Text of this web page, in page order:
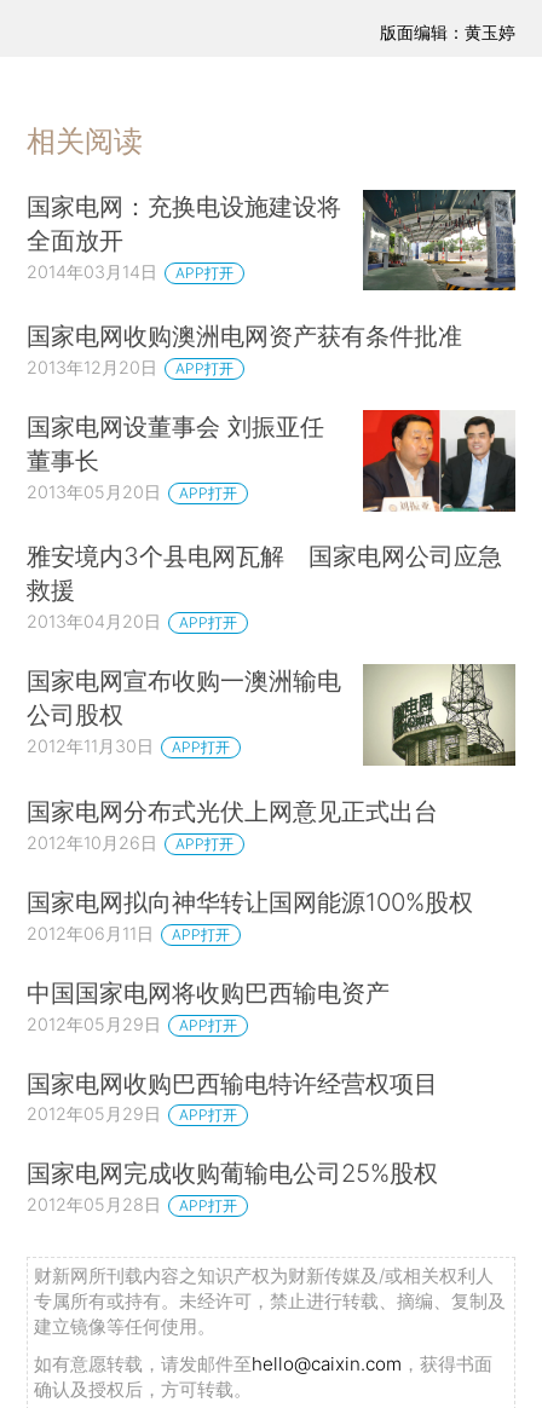
版面编辑：黄玉婷
相关阅读
国家电网：充换电设施建设将
全面放开
2014年03月14日 APP打开
国家电网收购澳洲电网资产获有条件批准
2013年12月20日 APP打开
国家电网设董事会 刘振亚任
董事长
2013年05月20日 APP打开
雅安境内3个县电网瓦解 国家电网公司应急
救援
2013年04月20日 APP打开
国家电网宣布收购一澳洲输电
公司股权
2012年11月30日 APP打开
国家电网分布式光伏上网意见正式出台
2012年10月26日 APP打开
国家电网拟向神华转让国网能源100%股权
2012年06月11日 APP打开
中国国家电网将收购巴西输电资产
2012年05月29日 APP打开
国家电网收购巴西输电特许经营权项目
2012年05月29日 APP打开
国家电网完成收购葡输电公司25%股权
2012年05月28日 APP打开
财新网所刊载内容之知识产权为财新传媒及/或相关权利人
专属所有或持有。未经许可，禁止进行转载、摘编、复制及
建立镜像等任何使用。
如有意愿转载，请发邮件至hello@caixin.com ，获得书面
确认及授权后，方可转载。